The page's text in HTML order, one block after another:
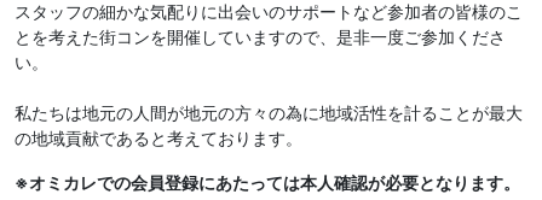
スタッフの細かな気配りに出会いのサポートなど参加者の皆様のこ
とを考えた街コンを開催していますので、是非一度ご参加くださ
い。
私たちは地元の人間が地元の方々の為に地域活性を計ることが最大
の地域貢献であると考えております。
※オミカレでの会員登録にあたっては本人確認が必要となります。